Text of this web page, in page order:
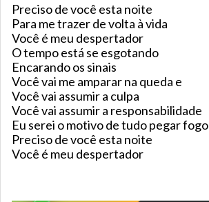
Preciso de você esta noite
Para me trazer de volta à vida
Você é meu despertador
O tempo está se esgotando
Encarando os sinais
Você vai me amparar na queda e
Você vai assumir a culpa
Você vai assumir a responsabilidade
Eu serei o motivo de tudo pegar fogo
Preciso de você esta noite
Você é meu despertador